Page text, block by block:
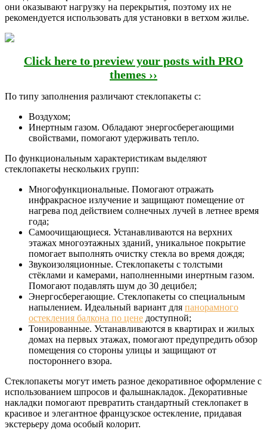
они оказывают нагрузку на перекрытия, поэтому их не
рекомендуется использовать для установки в ветхом жилье.
Click here to preview your posts with PRO
themes ››
По типу заполнения различают стеклопакеты с:
Воздухом;
Инертным газом. Обладают энергосберегающими
свойствами, помогают удерживать тепло.
По функциональным характеристикам выделяют
стеклопакеты нескольких групп:
Многофункциональные. Помогают отражать
инфракрасное излучение и защищают помещение от
нагрева под действием солнечных лучей в летнее время
года;
Самоочищающиеся. Устанавливаются на верхних
этажах многоэтажных зданий, уникальное покрытие
помогает выполнять очистку стекла во время дождя;
Звукоизоляционные. Стеклопакеты с толстыми
стёклами и камерами, наполненными инертным газом.
Помогают подавлять шум до 30 децибел;
Энергосберегающие. Стеклопакеты со специальным
напылением. Идеальный вариант для панорамного
остекления балкона по цене доступной;
Тонированные. Устанавливаются в квартирах и жилых
домах на первых этажах, помогают предупредить обзор
помещения со стороны улицы и защищают от
постороннего взора.
Стеклопакеты могут иметь разное декоративное оформление с
использованием шпросов и фальшнакладок. Декоративные
накладки помогают превратить стандартный стеклопакет в
красивое и элегантное французское остекление, придавая
экстерьеру дома особый колорит.